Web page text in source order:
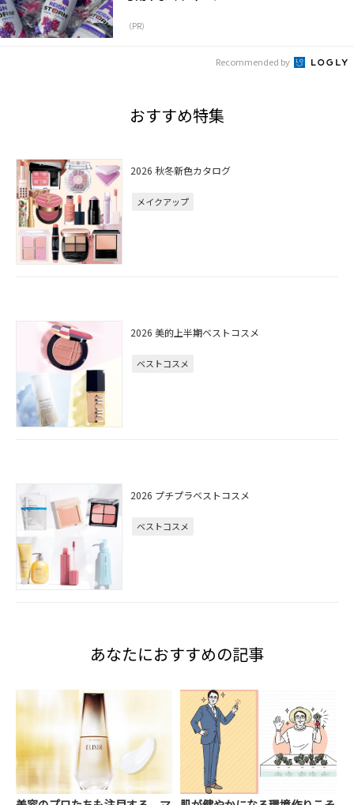
（PR）
Recommended by
おすすめ特集
2026 秋冬新色カタログ
メイクアップ
2026 美的上半期ベストコスメ
ベストコスメ
2026 プチプラベストコスメ
ベストコスメ
あなたにおすすめの記事